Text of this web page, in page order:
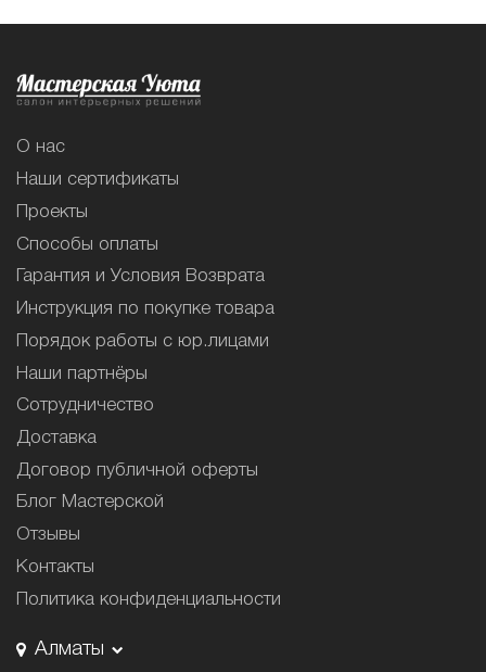
О нас
Наши сертификаты
Проекты
Способы оплаты
Гарантия и Условия Возврата
Инструкция по покупке товара
Порядок работы с юр.лицами
Наши партнёры
Сотрудничество
Доставка
Договор публичной оферты
Блог Мастерской
Отзывы
Контакты
Политика конфиденциальности
Алматы